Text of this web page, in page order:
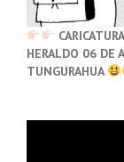
HERALDO 06 DE
TUNGURAHUA